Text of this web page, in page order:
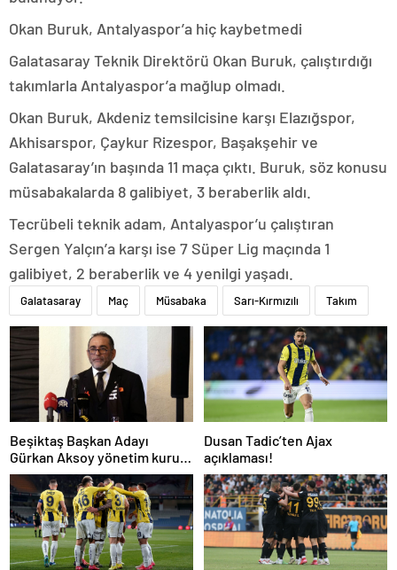
Okan Buruk, Antalyaspor’a hiç kaybetmedi
Galatasaray Teknik Direktörü Okan Buruk, çalıştırdığı
takımlarla Antalyaspor’a mağlup olmadı.
Okan Buruk, Akdeniz temsilcisine karşı Elazığspor,
Akhisarspor, Çaykur Rizespor, Başakşehir ve
Galatasaray’ın başında 11 maça çıktı. Buruk, söz konusu
müsabakalarda 8 galibiyet, 3 beraberlik aldı.
Tecrübeli teknik adam, Antalyaspor’u çalıştıran
Sergen Yalçın’a karşı ise 7 Süper Lig maçında 1
galibiyet, 2 beraberlik ve 4 yenilgi yaşadı.
Galatasaray Maç Müsabaka Sarı-Kırmızılı Takım
Beşiktaş Başkan Adayı
Gürkan Aksoy yönetim kurulu
listesini tanıttı
Dusan Tadic’ten Ajax
açıklaması!